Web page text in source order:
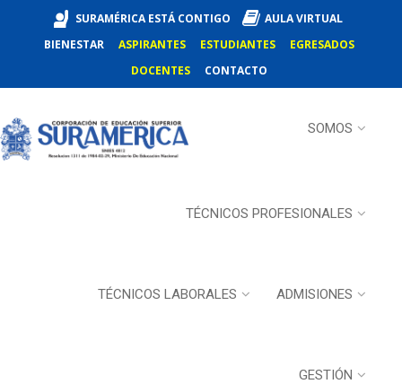
SURAMÉRICA ESTÁ CONTIGO
AULA VIRTUAL
BIENESTAR
ASPIRANTES ESTUDIANTES
EGRESADOS
DOCENTES
CONTACTO
SOMOS
TÉCNICOS PROFESIONALES
TÉCNICOS LABORALES ADMISIONES
GESTIÓN